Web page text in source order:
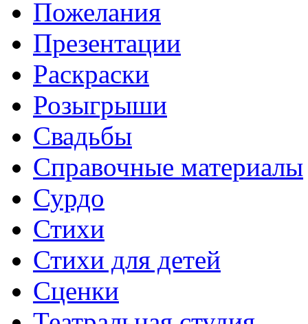
Пожелания
Презентации
Раскраски
Розыгрыши
Свадьбы
Справочные материалы
Сурдо
Стихи
Стихи для детей
Сценки